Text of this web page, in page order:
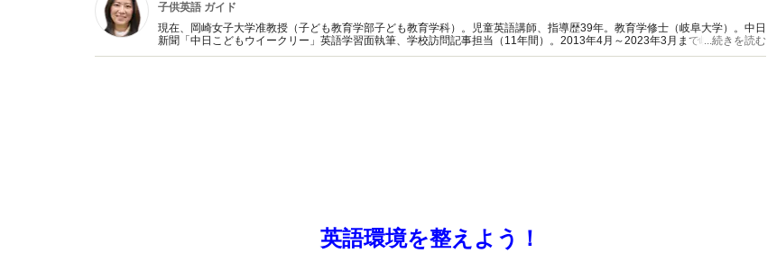
子供英語 ガイド
現在、岡崎女子大学准教授（子ども教育学部子ども教育学科）。児童英語講師、指導歴39年。教育学修士（岐阜大学）。中日
新聞「中日こどもウイークリー」英語学習面執筆、学校訪問記事担当（11年間）。2013年4月～2023年3月まで岐阜県可児市
「小学校英語コミュニケーション事業」アドバイザー。
...続きを読む
英語環境を整えよう！